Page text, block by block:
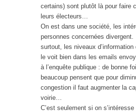
certains) sont plutôt là pour faire
leurs électeurs…
On est dans une société, les
personnes concernées
surtout, les niveaux
le voit bien dans les emails
à l’enquête publique : de bonne foi
beaucoup pensent que pour
congestion il faut augmenter la
voirie…
C’est seulement si on